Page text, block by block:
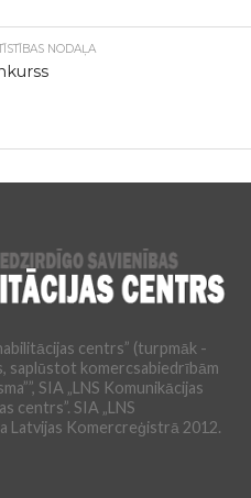
NODAĻA
centrs” (turpmāk -
saplūstot komercsabiedrībām
SIA „LNS Komunikācijas
centrs”. SIA „LNS
Latvijas Komercreģistrā 2012.